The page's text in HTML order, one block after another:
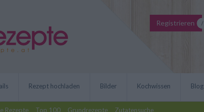
Registrieren
Rezepte Top 100 Grundrezepte Zutatensuche
Rezept hochladen Bilder Kochwissen Blog